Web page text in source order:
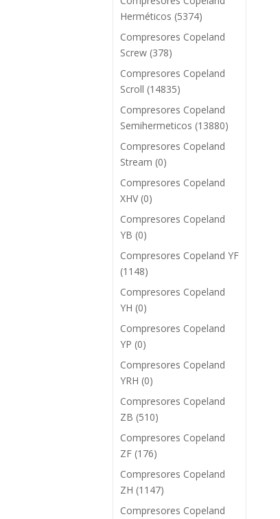
Herméticos (5374)
Compresores Copeland
Screw (378)
Compresores Copeland
Scroll (14835)
Compresores Copeland
Semihermeticos (13880)
Compresores Copeland
Stream (0)
Compresores Copeland
XHV (0)
Compresores Copeland
YB (0)
Compresores Copeland YF
(1148)
Compresores Copeland
YH (0)
Compresores Copeland
YP (0)
Compresores Copeland
YRH (0)
Compresores Copeland
ZB (510)
Compresores Copeland
ZF (176)
Compresores Copeland
ZH (1147)
Compresores Copeland